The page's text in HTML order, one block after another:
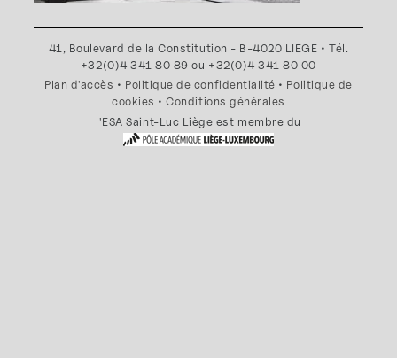
41, Boulevard de la Constitution - B-4020 LIEGE • Tél.
+32(0)4 341 80 89 ou +32(0)4 341 80 00
Plan d'accès • Politique de confidentialité • Politique de
cookies •Conditions générales
l'ESA Saint-Luc Liège est membre du